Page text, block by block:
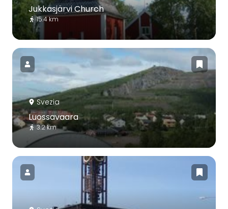
Jukkasjärvi Church
15.4 km
Svezia
Luossavaara
3.2 km